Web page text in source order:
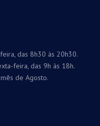
das 8h30 às 20h30.
feira, das 9h às 18h.
de Agosto.